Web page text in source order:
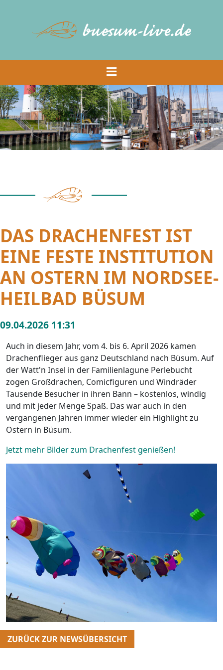
DAS DRACHENFEST IST
EINE FESTE INSTITUTION
AN OSTERN IM NORDSEE-
HEILBAD BÜSUM
09.04.2026 11:31
Auch in diesem Jahr, vom 4. bis 6. April 2026 kamen
Drachenflieger aus ganz Deutschland nach Büsum. Auf
der Watt'n Insel in der Familienlagune Perlebucht
zogen Großdrachen, Comicfiguren und Windräder
Tausende Besucher in ihren Bann – kostenlos, windig
und mit jeder Menge Spaß. Das war auch in den
vergangenen Jahren immer wieder ein Highlight zu
Ostern in Büsum.
Jetzt mehr Bilder zum Drachenfest genießen!
ZURÜCK ZUR NEWSÜBERSICHT